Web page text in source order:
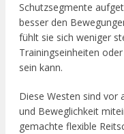
Schutzsegmente
besser den
fühlt sie sich weniger
Trainingseinheiten
sein kann.
Diese Westen sind vor
und Beweglichkeit
gemachte flexible